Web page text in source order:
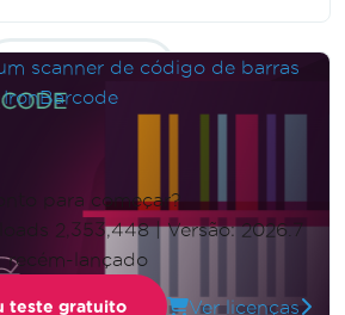
de negócios.
Mostrar mais
para começar?
2,353,448|Versão: 2026.7
recém-lançado
teste gratuito Ver licenças